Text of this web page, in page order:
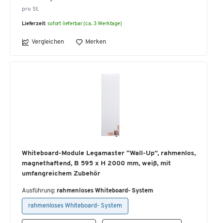
pro St.
Lieferzeit: sofort lieferbar (ca. 3 Werktage)
Vergleichen Merken
Whiteboard-Module Legamaster “Wall-Up”, rahmenlos,
magnethaftend, B 595 x H 2000 mm, weiß, mit
umfangreichem Zubehör
Ausführung: rahmenloses Whiteboard- System
rahmenloses Whiteboard- System